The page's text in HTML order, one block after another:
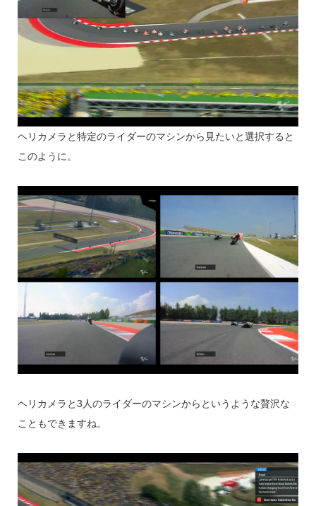
ヘリカメラと特定のライダーのマシンから見たいと選択すると
このように。
ヘリカメラと3人のライダーのマシンからというような贅沢な
こともできますね。